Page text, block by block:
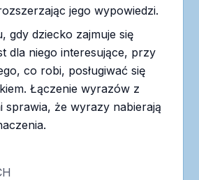
jego wypowiedzi.
gdy dziecko zajmuje się
dla niego interesujące, przy
co robi, posługiwać się
Łączenie wyrazów z
sprawia, że wyrazy nabierają